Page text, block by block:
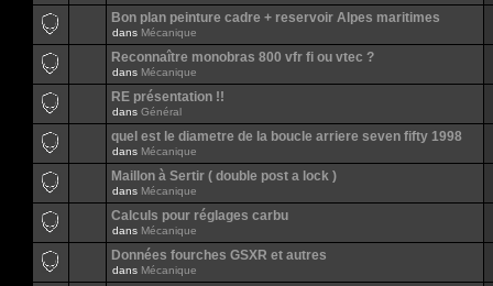
Bon plan peinture cadre + reservoir Alpes maritimes
dans Mécanique
Reconnaître monobras 800 vfr fi ou vtec ?
dans Mécanique
RE présentation !!
dans Général
quel est le diametre de la boucle arriere seven fifty 1998
dans Mécanique
Maillon à Sertir ( double post a lock )
dans Mécanique
Calculs pour réglages carbu
dans Mécanique
Données fourches GSXR et autres
dans Mécanique